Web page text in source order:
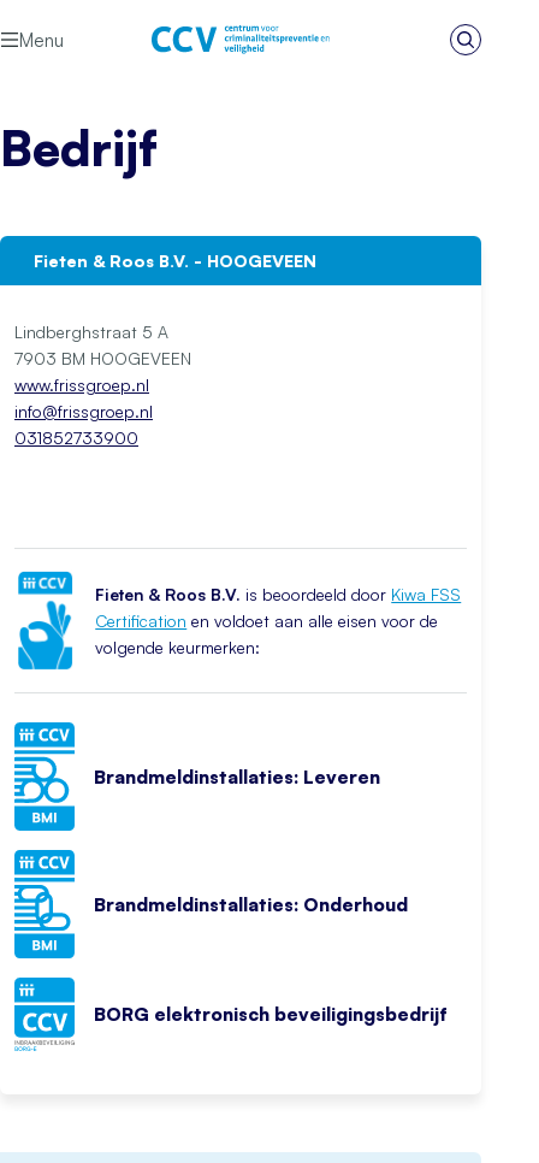
Menu
Zoeken
Bedrijf
Fieten & Roos B.V. - HOOGEVEEN
Lindberghstraat 5 A
7903 BM HOOGEVEEN
www.frissgroep.nl
info@frissgroep.nl
031852733900
Fieten & Roos B.V. is beoordeeld door Kiwa FSS
Certification en voldoet aan alle eisen voor de
volgende keurmerken:
Brandmeldinstallaties: Leveren
Brandmeldinstallaties: Onderhoud
BORG elektronisch beveiligingsbedrijf